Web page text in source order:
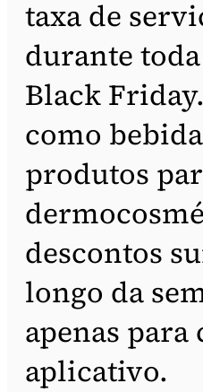
taxa de
durante
Black
como
produtos
descontos
longo da
apenas
aplicativo.